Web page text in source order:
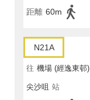
距離 60m
N21A
往 機場 (經逸東邨)
尖沙咀 站